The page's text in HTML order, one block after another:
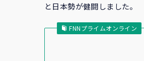
と日本勢が健闘しました。
FNNプライムオンライン